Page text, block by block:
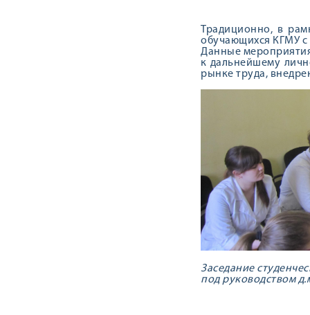
Традиционно, в
обучающихся КГМУ с
Данные
к дальнейшему
рынке труда,
Заседание
под руководством